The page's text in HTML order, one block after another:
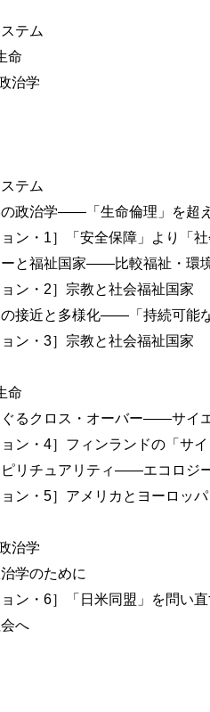
テム
命
治学
テム
政治学――「生命倫理」を超
ョン・1］「安全保障」より
と福祉国家――比較福祉・環
ョン・2］宗教と社会福祉国家
接近と多様化――「持続可能
ョン・3］宗教と社会福祉国家
命
るクロス・オーバー――サイ
ン・4］フィンランドの「サイ
リチュアリティ――エコロジ
ョン・5］アメリカとヨーロッパ
治学
学のために
ョン・6］「日米同盟」を問い
へ